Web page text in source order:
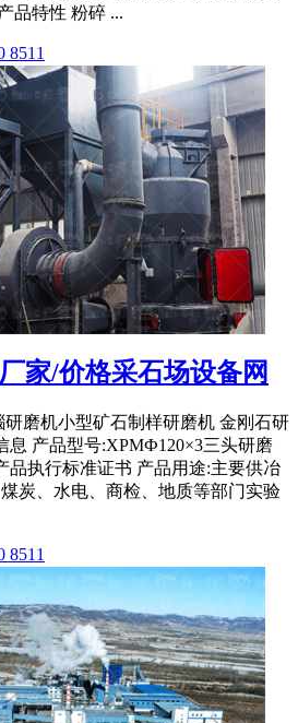
品特性 粉碎 ...
8511
家/价格采石场设备网
磨机小型矿石制样研磨机 金刚石研
息 产品型号:XPMФ120×3三头研磨
品执行标准证书 产品用途:主要供冶
炭、水电、商检、地质等部门实验
8511